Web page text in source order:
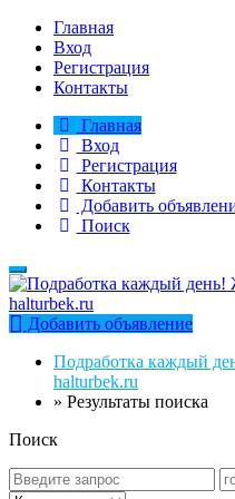
Главная
Вход
Регистрация
Контакты
Главная
Вход
Регистрация
Контакты
Добавить
Поиск
Добавить объявление
Подработка каждый
halturbek.ru
» Результаты поиска
Поиск